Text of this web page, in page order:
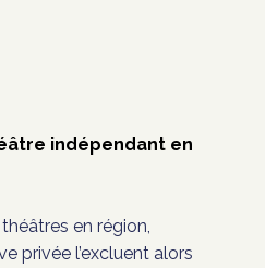
indépendant en
en région,
privée l’excluent alors